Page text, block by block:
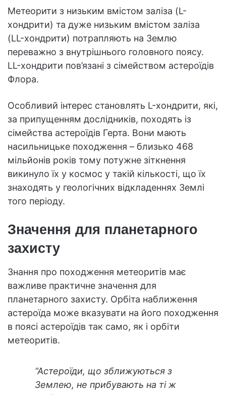
Метеорити з низьким вмістом заліза (L-
хондрити) та дуже низьким вмістом заліза
(LL-хондрити) потрапляють на Землю
переважно з внутрішнього головного поясу.
LL-хондрити пов’язані з сімейством астероїдів
Флора.
Особливий інтерес становлять L-хондрити, які,
за припущенням дослідників, походять із
сімейства астероїдів Герта. Вони мають
насильницьке походження – близько 468
мільйонів років тому потужне зіткнення
викинуло їх у космос у такій кількості, що їх
знаходять у геологічних відкладеннях Землі
того періоду.
Значення для планетарного
захисту
Знання про походження метеоритів має
важливе практичне значення для
планетарного захисту. Орбіта наближення
астероїда може вказувати на його походження
в поясі астероїдів так само, як і орбіти
метеоритів.
“Астероїди, що зближуються з
Землею, не прибувають на ті ж